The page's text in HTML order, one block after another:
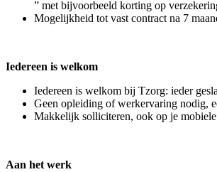
” met bijvoorbeeld korting op
Mogelijkheid tot vast contract na 7
Iedereen is welkom
Iedereen is welkom bij Tzorg: ieder
Geen opleiding of werkervaring nodig,
Makkelijk solliciteren, ook op je
Aan het werk